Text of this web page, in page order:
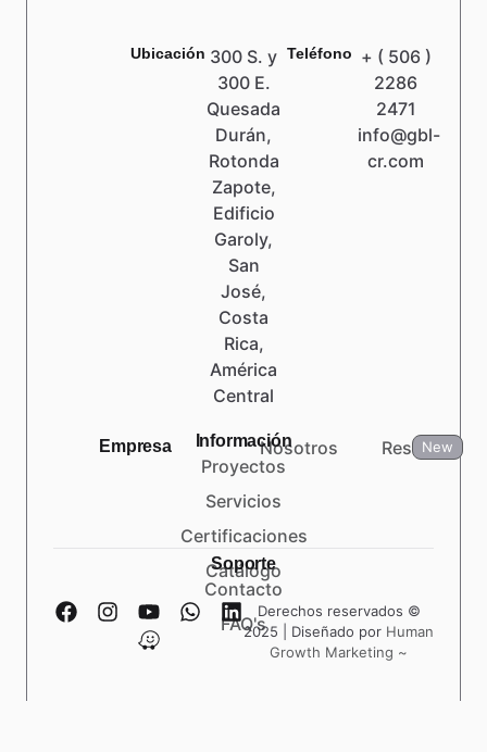
Ubicación 300 S. y
300 E.
Quesada
Durán,
Rotonda
Zapote,
Edificio
Garoly,
San
José,
Costa
Rica,
América
Central
Teléfono
+ ( 506 )
2286
2471
info@gbl-
cr.com
Empresa Nosotros Reseñas
New
Información
Proyectos
Servicios
Certificaciones
Catálogo
Soporte
Contacto
FAQ's
Derechos reservados ©
2025 | Diseñado por Human
Growth Marketing ~